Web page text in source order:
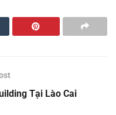
Tại Lào Cai